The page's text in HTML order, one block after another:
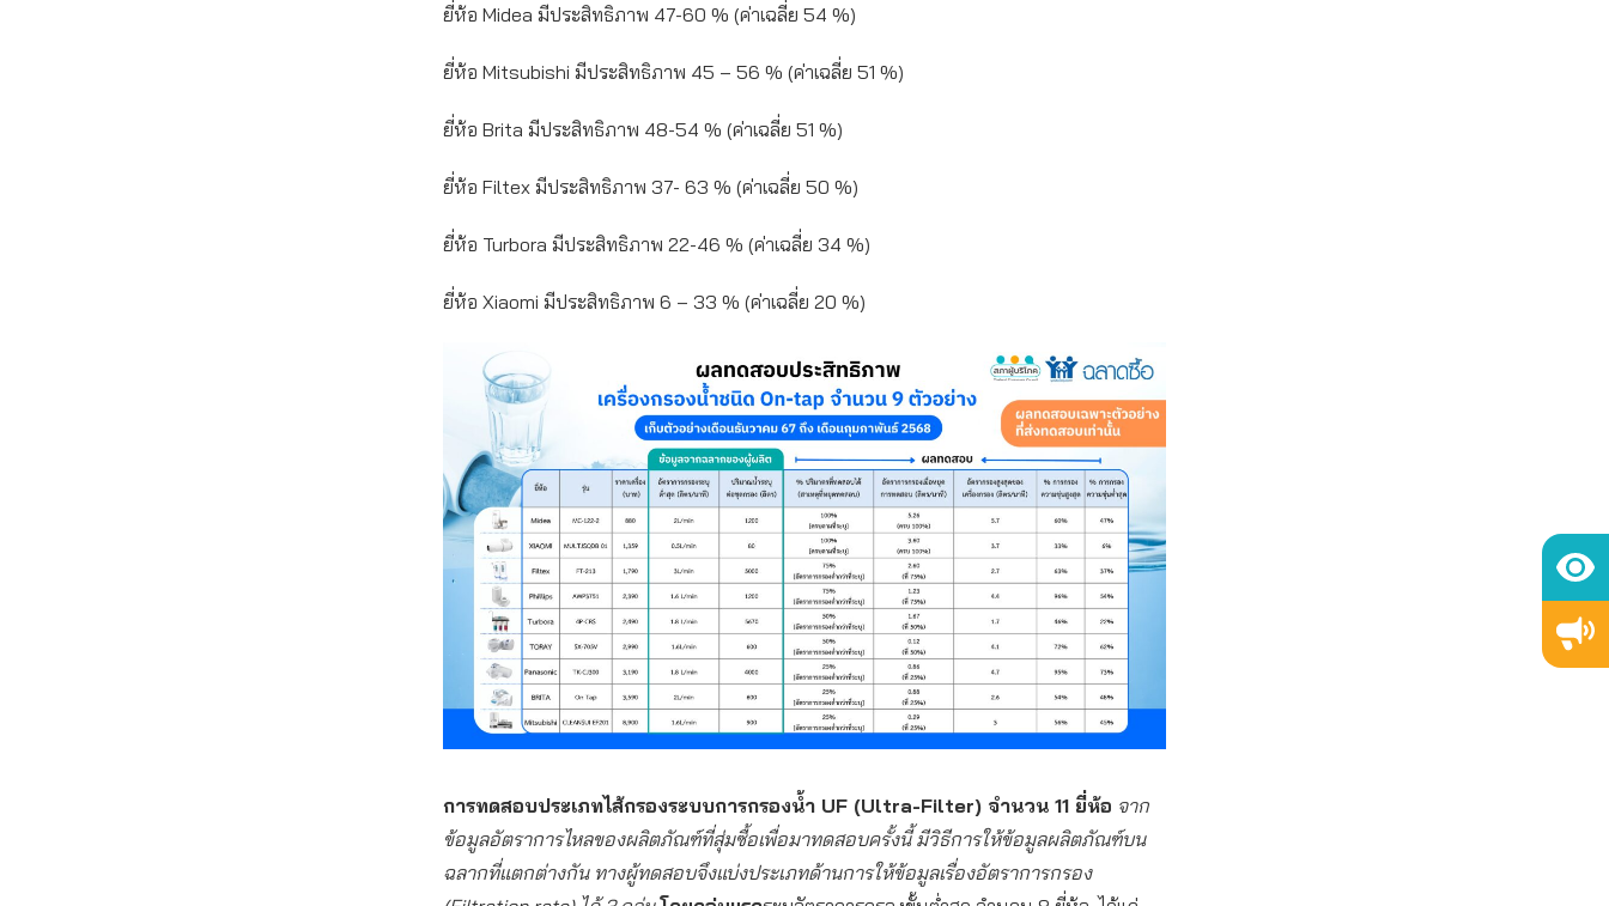
ยี่ห้อ Midea มีประสิทธิภาพ 47-60 % (ค่าเฉลี่ย 54 %)
ยี่ห้อ Mitsubishi มีประสิทธิภาพ 45 – 56 % (ค่าเฉลี่ย 51 %)
ยี่ห้อ Brita มีประสิทธิภาพ 48-54 % (ค่าเฉลี่ย 51 %)
ยี่ห้อ Filtex มีประสิทธิภาพ 37- 63 % (ค่าเฉลี่ย 50 %)
ยี่ห้อ Turbora มีประสิทธิภาพ 22-46 % (ค่าเฉลี่ย 34 %)
ยี่ห้อ Xiaomi มีประสิทธิภาพ 6 – 33 % (ค่าเฉลี่ย 20 %)
การทดสอบประเภทไส้กรองระบบการกรองน้ำ UF (Ultra-Filter) จำนวน 11 ยี่ห้อ จาก
ข้อมูลอัตราการไหลของผลิตภัณฑ์ที่สุ่มซื้อเพื่อมาทดสอบครั้งนี้ มีวิธีการให้ข้อมูลผลิตภัณฑ์บน
ฉลากที่แตกต่างกัน ทางผู้ทดสอบจึงแบ่งประเภทด้านการให้ข้อมูลเรื่องอัตราการกรอง